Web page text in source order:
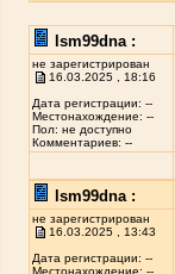
lsm99dna :
не зарегистрирован
16.03.2025 , 18:16
Дата регистрации: --
Местонахождение: --
Пол: не доступно
Комментариев: --
lsm99dna :
не зарегистрирован
16.03.2025 , 13:43
Дата регистрации: --